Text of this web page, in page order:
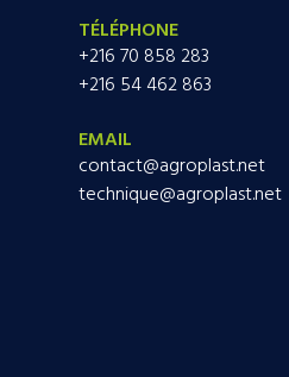
TÉLÉPHONE
+216 70 858 283
+216 54 462 863
EMAIL
contact@agroplast.net
technique@agroplast.net